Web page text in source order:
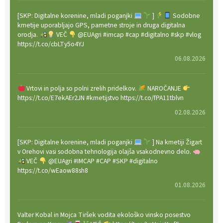
[SKP: Digitalne korenine, mladi poganjki ]
Sodobne
kmetije uporabljajo GPS, pametne stroje in druga digitalna
orodja.
VEČ
@EUAgri #imcap #cap #digitalno #skp #vlog
https://t.co/cbLTy5o4YJ
06.08.2026
Vrtovi in polja so polni zrelih pridelkov.
NAROČANJE
https://t.co/E7ekAEr2JN #kmetijstvo https://t.co/fPA11tblvn
02.08.2026
[SKP: Digitalne korenine, mladi poganjki
] Na kmetiji Žigart
v Orehovi vasi sodobna tehnologija olajša vsakodnevno delo.
VEČ
@EUAgri #IMCAP #CAP #SKP #digitalno
https://t.co/wEaow88sh8
01.08.2026
Valter Kobal in Mojca Tiršek vodita ekološko vinsko posestvo